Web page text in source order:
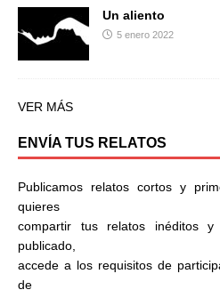
Un aliento
5 enero 2022
VER MÁS
ENVÍA TUS RELATOS
Publicamos relatos cortos y
quieres
compartir tus relatos inéditos
publicado,
accede a los requisitos de
de